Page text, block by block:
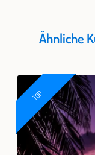
Ähnliche
TOP